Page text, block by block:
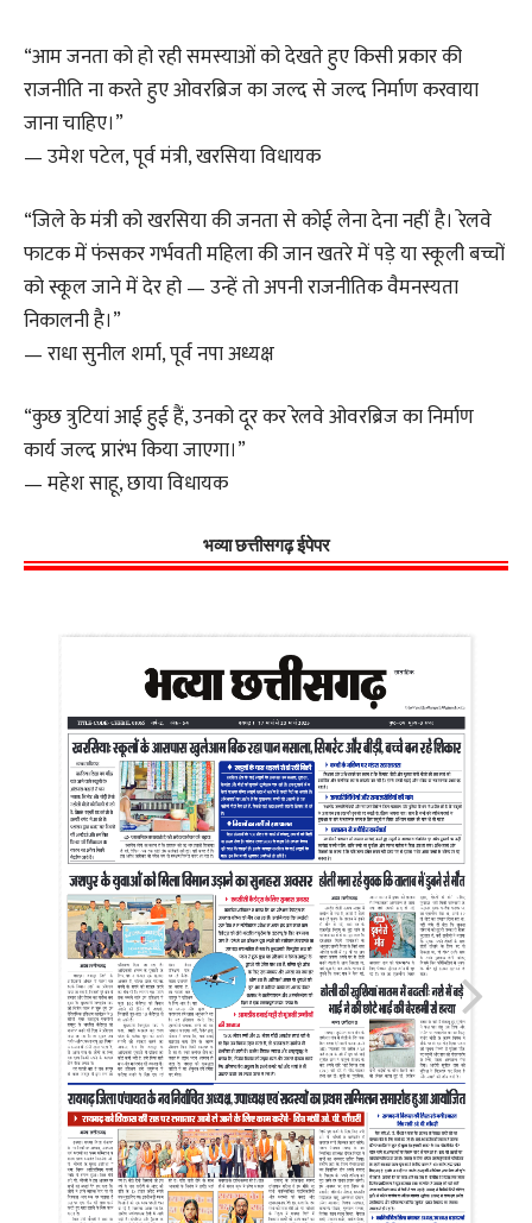
“आम जनता को हो रही समस्याओं को देखते हुए किसी प्रकार की
राजनीति ना करते हुए ओवरब्रिज का जल्द से जल्द निर्माण करवाया
जाना चाहिए।”
— उमेश पटेल, पूर्व मंत्री, खरसिया विधायक
“जिले के मंत्री को खरसिया की जनता से कोई लेना देना नहीं है। रेलवे
फाटक में फंसकर गर्भवती महिला की जान खतरे में पड़े या स्कूली बच्चों
को स्कूल जाने में देर हो — उन्हें तो अपनी राजनीतिक वैमनस्यता
निकालनी है।”
— राधा सुनील शर्मा, पूर्व नपा अध्यक्ष
“कुछ त्रुटियां आई हुई हैं, उनको दूर कर रेलवे ओवरब्रिज का निर्माण
कार्य जल्द प्रारंभ किया जाएगा।”
— महेश साहू, छाया विधायक
भव्या छत्तीसगढ़ ईपेपर